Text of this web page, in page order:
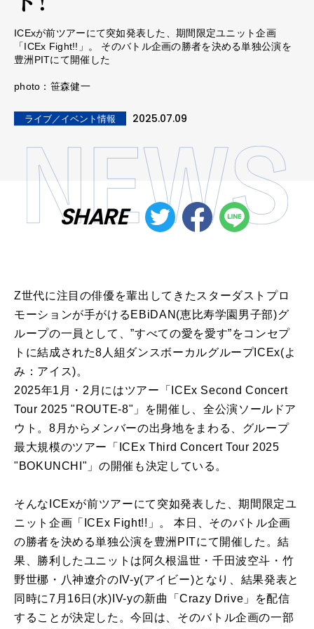
ICExが前ツアーにて突如発表した、期間限定ユニット企画
「ICEx Fight!!」。 そのバトル企画の勝者を決める単独公演を
豊洲PITにて開催した
photo：笹森健一
ライブ／イベント情報 2025.07.09
SHARE
Z世代に注目の俳優を輩出してきたスターダストプロ
モーションが手がけるEBiDAN(恵比寿学園男子部)グ
ループの一員として、”すべての愛を愛す”をコンセプ
トに結成された8人組ダンスボーカルグループICEx(よ
み：アイス)。
2025年1月・2月にはツアー「ICEx Second Concert
Tour 2025 "ROUTE-8"」を開催し、全公演ソールドア
ウト。8月からメンバーの出身地をまわる、グループ
最大規模のツアー「ICEx Third Concert Tour 2025
"BOKUNCHI"」の開催も決定している。
そんなICExが前ツアーにて突如発表した、期間限定ユ
ニット企画「ICEx Fight!!」。 本日、そのバトル企画
の勝者を決める単独公演を豊洲PITにて開催した。結
果、勝利したユニットは阿久根温世・千田波空斗・竹
野世梛・八神遼介のIV-y(アイビー)となり、結果発表と
同時に7月16日(水)IV-yの新曲「Crazy Drive」を配信
することが決定した。今回は、そのバトル企画の一部